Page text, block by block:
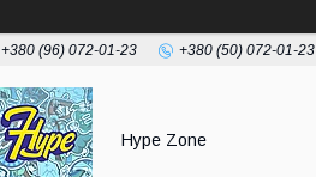
+380 (96) 072-01-23 +380 (50) 072-01-23
Hype Zone